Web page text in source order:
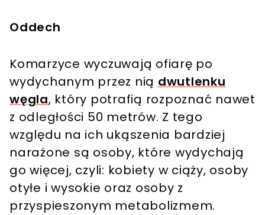
Oddech
Komarzyce wyczuwają ofiarę po
wydychanym przez nią dwutlenku
węgla, który potrafią rozpoznać nawet
z odległości 50 metrów. Z tego
względu na ich ukąszenia bardziej
narażone są osoby, które wydychają
go więcej, czyli: kobiety w ciąży, osoby
otyłe i wysokie oraz osoby z
przyspieszonym metabolizmem.